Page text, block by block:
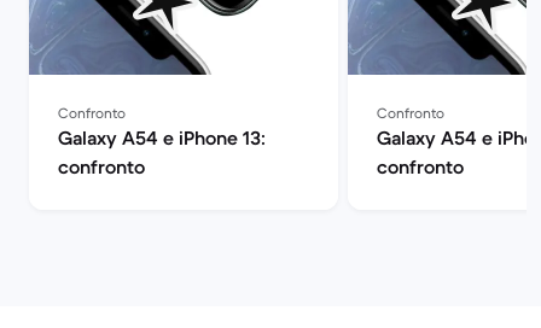
Confronto
Galaxy A54 e iPhone 13:
confronto
Confronto
Galaxy A54 e
confronto